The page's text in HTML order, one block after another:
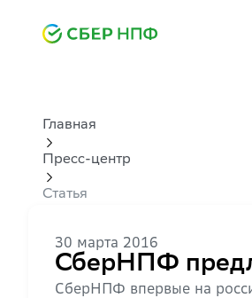
Главная
Пресс-центр
Статья
30 марта 2016
СберНПФ
СберНПФ впервые на